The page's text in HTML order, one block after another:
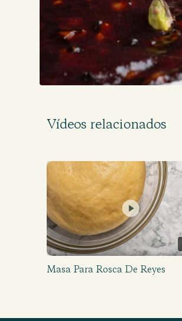
Vídeos relacionados
Masa Para Rosca De Reyes